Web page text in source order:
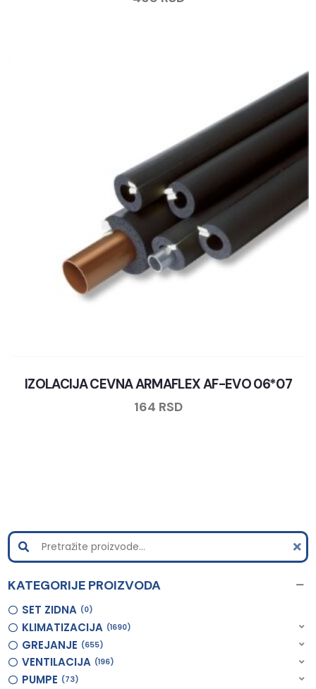
IZOLACIJA CEVNA ARMAFLEX AF-EVO 06*07
164 RSD
KATEGORIJE PROIZVODA
SET ZIDNA 0
KLIMATIZACIJA 1690
GREJANJE 655
VENTILACIJA 196
PUMPE 73